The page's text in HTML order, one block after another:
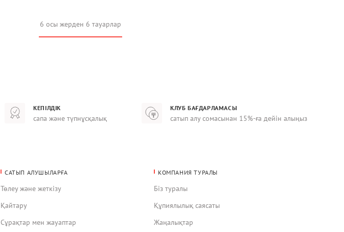
6 осы жерден 6 тауарлар
КЕПІЛДІК
сапа және түпнұсқалық
КЛУБ БАҒДАРЛАМАСЫ
сатып алу сомасынан 15%-ға дейін алыңыз
САТЫП АЛУШЫЛАРҒА
Төлеу және жеткізу
Қайтару
Сұрақтар мен жауаптар
КОМПАНИЯ ТУРАЛЫ
Біз туралы
Құпиялылық саясаты
Жаңалықтар